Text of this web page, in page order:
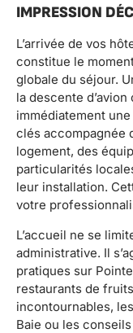
IMPRESSION
L’arrivée de vos
constitue le
globale du séjour.
la descente
immédiatement
clés accompagnée
logement, des
particularités
leur installation.
votre
L’accueil ne se
administrative. Il
pratiques sur
restaurants de
incontournables,
Baie ou les